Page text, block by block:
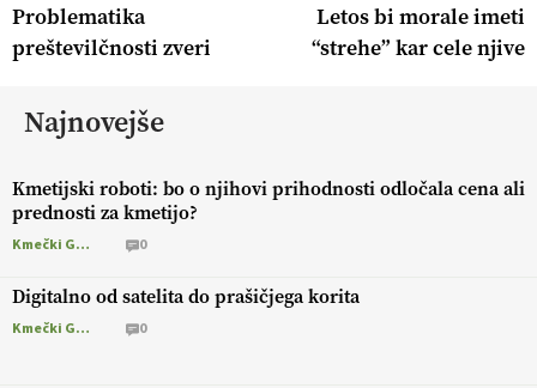
Problematika
preštevilčnosti zveri
Letos bi morale imeti
“strehe” kar cele njive
Najnovejše
Kmetijski roboti: bo o njihovi prihodnosti odločala cena ali
prednosti za kmetijo?
Kmečki Glas 0
Digitalno od satelita do prašičjega korita
Kmečki Glas 0